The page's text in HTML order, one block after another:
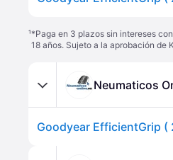
¹*Paga en 3 plazos sin intereses
18 años. Sujeto a la aprobación de
Neumaticos